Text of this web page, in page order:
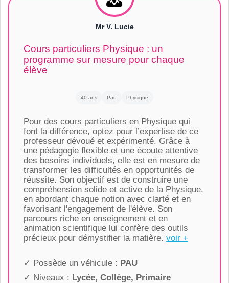
Mr V. Lucie
Cours particuliers Physique : un
programme sur mesure pour chaque
élève
40 ans Pau Physique
Pour des cours particuliers en Physique qui
font la différence, optez pour l’expertise de ce
professeur dévoué et expérimenté. Grâce à
une pédagogie flexible et une écoute attentive
des besoins individuels, elle est en mesure de
transformer les difficultés en opportunités de
réussite. Son objectif est de construire une
compréhension solide et active de la Physique,
en abordant chaque notion avec clarté et en
favorisant l'engagement de l'élève. Son
parcours riche en enseignement et en
animation scientifique lui confère des outils
précieux pour démystifier la matière. voir +
✓ Possède un véhicule : PAU
✓ Niveaux : Lycée, Collège, Primaire